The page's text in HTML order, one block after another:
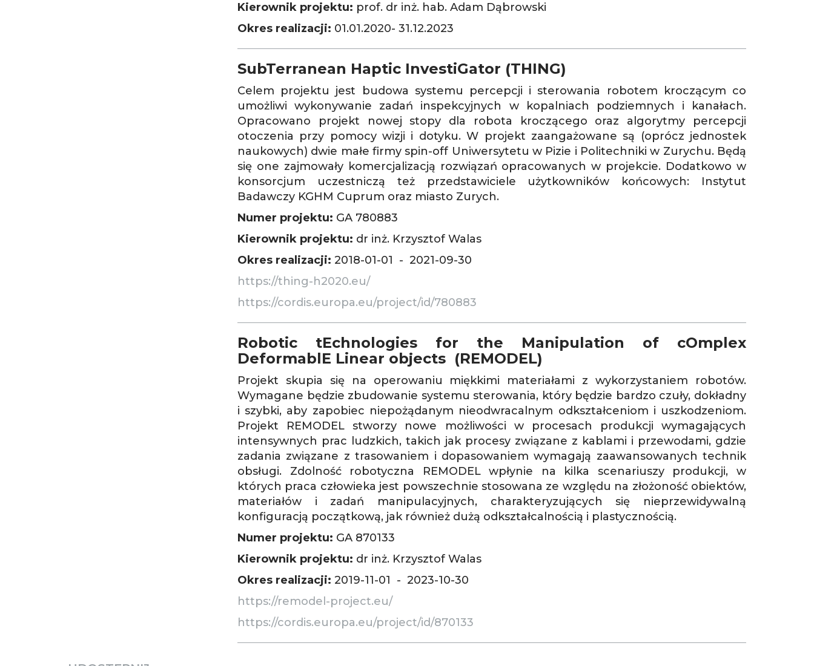
Kierownik projektu: prof. dr inż. hab. Adam Dąbrowski
Okres realizacji: 01.01.2020- 31.12.2023
SubTerranean Haptic InvestiGator (THING)
Celem projektu jest budowa systemu percepcji i sterowania robotem kroczącym co
umożliwi wykonywanie zadań inspekcyjnych w kopalniach podziemnych i kanałach.
Opracowano projekt nowej stopy dla robota kroczącego oraz algorytmy percepcji
otoczenia przy pomocy wizji i dotyku. W projekt zaangażowane są (oprócz jednostek
naukowych) dwie małe firmy spin-off Uniwersytetu w Pizie i Politechniki w Zurychu. Będą
się one zajmowały komercjalizacją rozwiązań opracowanych w projekcie. Dodatkowo w
konsorcjum uczestniczą też przedstawiciele użytkowników końcowych: Instytut
Badawczy KGHM Cuprum oraz miasto Zurych.
Numer projektu: GA 780883
Kierownik projektu: dr inż. Krzysztof Walas
Okres realizacji: 2018-01-01 - 2021-09-30
https://thing-h2020.eu/
https://cordis.europa.eu/project/id/780883
Robotic tEchnologies for the Manipulation of cOmplex
DeformablE Linear objects (REMODEL)
Projekt skupia się na operowaniu miękkimi materiałami z wykorzystaniem robotów.
Wymagane będzie zbudowanie systemu sterowania, który będzie bardzo czuły, dokładny
i szybki, aby zapobiec niepożądanym nieodwracalnym odkształceniom i uszkodzeniom.
Projekt REMODEL stworzy nowe możliwości w procesach produkcji wymagających
intensywnych prac ludzkich, takich jak procesy związane z kablami i przewodami, gdzie
zadania związane z trasowaniem i dopasowaniem wymagają zaawansowanych technik
obsługi. Zdolność robotyczna REMODEL wpłynie na kilka scenariuszy produkcji, w
których praca człowieka jest powszechnie stosowana ze względu na złożoność obiektów,
materiałów i zadań manipulacyjnych, charakteryzujących się nieprzewidywalną
konfiguracją początkową, jak również dużą odkształcalnością i plastycznością.
Numer projektu: GA 870133
Kierownik projektu: dr inż. Krzysztof Walas
Okres realizacji: 2019-11-01 - 2023-10-30
https://remodel-project.eu/
https://cordis.europa.eu/project/id/870133